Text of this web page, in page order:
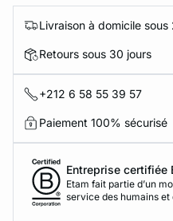
Livraison à domicile sous
Retours sous 30 jours
+212 6 58 55 39 57
Paiement 100% sécurisé
Entreprise certifiée
Etam fait partie d’un
service des humains et